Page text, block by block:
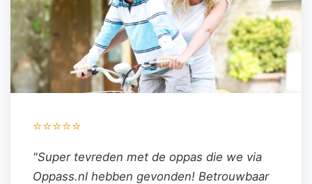
⭐⭐⭐⭐⭐
"Super tevreden met de oppas die we via
Oppass.nl hebben gevonden! Betrouwbaar